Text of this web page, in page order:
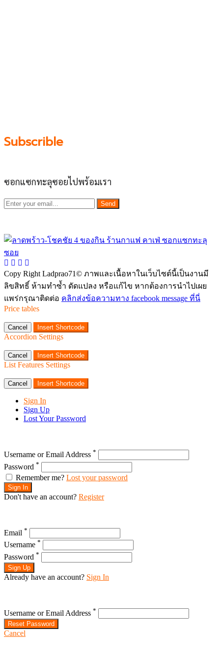
Subscrible
ซอกแซกทะลุซอยไปพร้อมเรา
Send
Copy Right Ladprao71© ภาพและเนื้อหาในเว็บไซต์นี้เป็นงานมี
ลิขสิทธิ์ ห้ามทำซ้ำ ดัดแปลง หรือแก้ไข หากต้องการนำไปเผย
แพร่กรุณาติดต่อ คลิกส่งข้อความทาง facebook message ที่นี่
Price tables
Cancel Insert Shortcode
Accordion Settings
Cancel Insert Shortcode
List Features Settings
Cancel Insert Shortcode
Sign In
Sign Up
Lost Your Password
Username or Email Address *
Password *
Remember me? Lost your password
Sign In
Don't have an account? Register
Email *
Username *
Password *
Sign Up
Already have an account? Sign In
Username or Email Address *
Reset Password
Cancel